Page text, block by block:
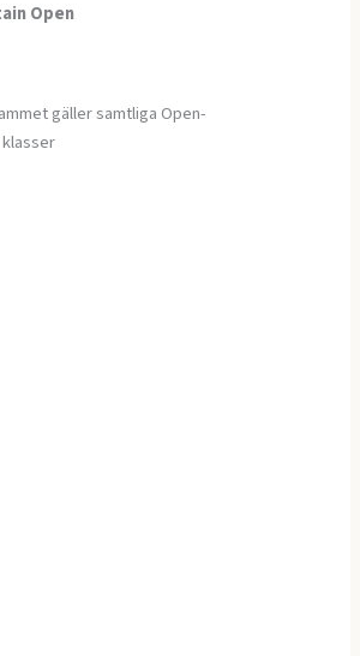
Open
gäller samtliga Open-
klasser